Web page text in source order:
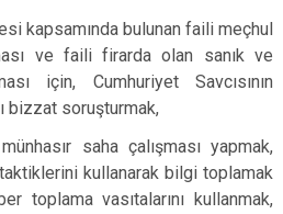
kapsamında bulunan faili meçhul
ve faili firarda olan sanık ve
için, Cumhuriyet Savcısının
bizzat soruşturmak,
saha çalışması yapmak,
kullanarak bilgi toplamak
toplama vasıtalarını kullanmak,